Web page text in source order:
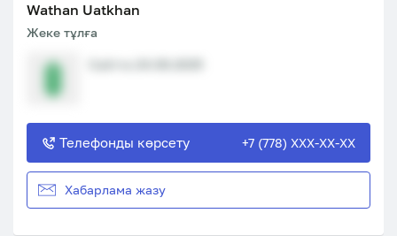
Wathan Uatkhan
Жеке тұлға
Телефонды көрсету +7 (778) XXX-XX-XX
Хабарлама жазу